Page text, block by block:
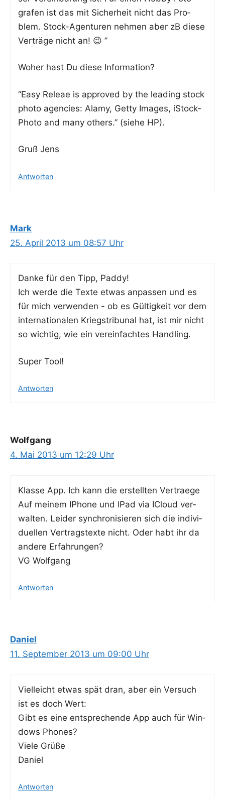
gra­fen ist das mit Sicher­heit nicht das Pro­
blem. Stock-Agen­tu­ren neh­men aber zB die­se
Ver­trä­ge nicht an! 😉 ”
Woher hast Du die­se Information?
“Easy Releae is appro­ved by the lea­ding stock
pho­to agen­ci­es: Ala­my, Get­ty Images, iStock­
Pho­to and many others.” (sie­he HP).
Gruß Jens
Antworten
Mark
25. April 2013 um 08:57 Uhr
Dan­ke für den Tipp, Paddy!
Ich wer­de die Tex­te etwas anpas­sen und es
für mich ver­wen­den - ob es Gül­tig­keit vor dem
inter­na­tio­na­len Kriegs­tri­bu­nal hat, ist mir nicht
so wich­tig, wie ein ver­ein­fach­tes Handling.
Super Tool!
Antworten
Wolfgang
4. Mai 2013 um 12:29 Uhr
Klas­se App. Ich kann die erstell­ten Ver­trae­ge
Auf mei­nem IPho­ne und IPad via ICloud ver­
wal­ten. Lei­der syn­chro­ni­sie­ren sich die indi­vi­
du­el­len Ver­trags­tex­te nicht. Oder habt ihr da
ande­re Erfahrungen?
VG Wolfgang
Antworten
Daniel
11. September 2013 um 09:00 Uhr
Viel­leicht etwas spät dran, aber ein Ver­such
ist es doch Wert:
Gibt es eine ent­spre­chen­de App auch für Win­
dows Phones?
Vie­le Grüße
Daniel
Antworten